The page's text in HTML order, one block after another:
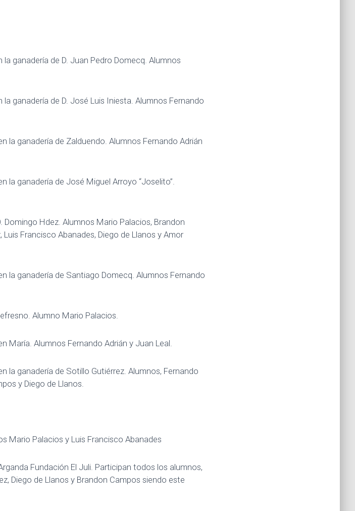
ganadería de D. Juan Pedro Domecq. Alumnos
ganadería de D. José Luis Iniesta. Alumnos Fernando
la ganadería de Zalduendo. Alumnos Fernando Adrián
la ganadería de José Miguel Arroyo “Joselito”.
Domingo Hdez. Alumnos Mario Palacios, Brandon
Francisco Abanades, Diego de Llanos y Amor
la ganadería de Santiago Domecq. Alumnos Fernando
Alumno Mario Palacios.
María. Alumnos Fernando Adrián y Juan Leal.
la ganadería de Sotillo Gutiérrez. Alumnos, Fernando
y Diego de Llanos.
Mario Palacios y Luis Francisco Abanades
Fundación El Juli. Participan todos los alumnos,
Diego de Llanos y Brandon Campos siendo este